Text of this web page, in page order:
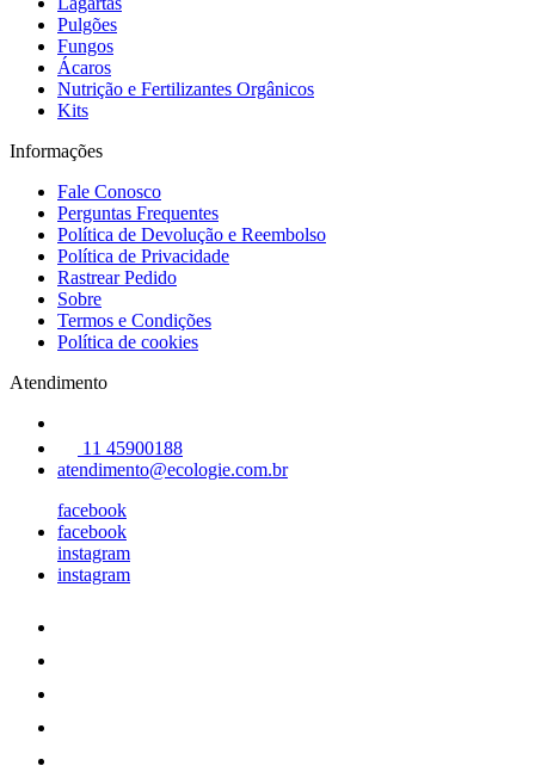
Pulgões
Fungos
Ácaros
Nutrição e Fertilizantes Orgânicos
Kits
Informações
Fale Conosco
Perguntas Frequentes
Política de Devolução e Reembolso
Política de Privacidade
Rastrear Pedido
Sobre
Termos e Condições
Política de cookies
Atendimento
11 45900188
atendimento@ecologie.com.br
facebook
facebook
instagram
instagram